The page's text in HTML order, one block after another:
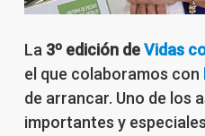
La 3º edición deVidas
el que colaboramos con
de arrancar. Uno de los
importantes y